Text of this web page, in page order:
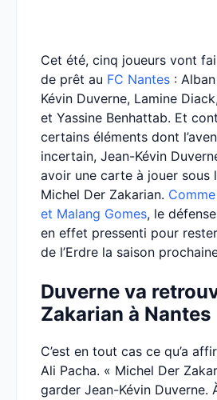
Cet été, cinq joueurs vont
de prêt au FC Nantes :
Kévin Duverne, Lamine
et Yassine Benhattab. Et
certains éléments dont
incertain, Jean-Kévin
avoir une carte à jouer sous
Michel Der Zakarian.
et Malang Gomes, le
en effet pressenti pour
de l’Erdre la saison
Duverne va
Zakarian à Nantes
C’est en tout cas ce qu’a
Ali Pacha. « Michel Der
garder Jean-Kévin Duverne.